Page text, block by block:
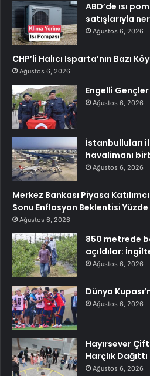
ABD’de ısı
satışlarıyla
Ağustos 6, 2026
CHP’li Halıcı Isparta’nın Bazı
Ağustos 6, 2026
Engelli
Ağustos 6, 2026
İstanbulluları
havalimanı
Ağustos 6, 2026
Merkez Bankası Piyasa
Sonu Enflasyon Beklentisi Yüzde
Ağustos 6, 2026
850 metrede
açıldılar:
Ağustos 6, 2026
Dünya
Ağustos 6, 2026
Hayırsever
Harçlık Dağıttı
Ağustos 6, 2026